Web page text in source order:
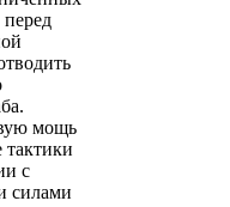
мощь
с
силами